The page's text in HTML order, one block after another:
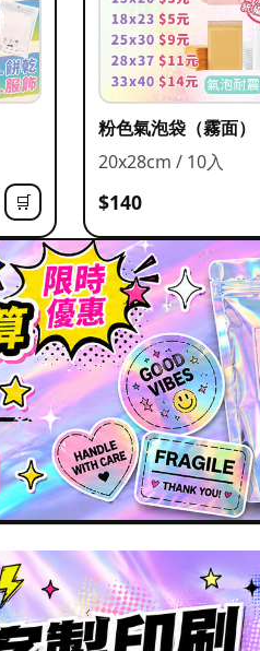
🛒
粉色氣泡袋（霧面）
20x28cm / 10入
$140